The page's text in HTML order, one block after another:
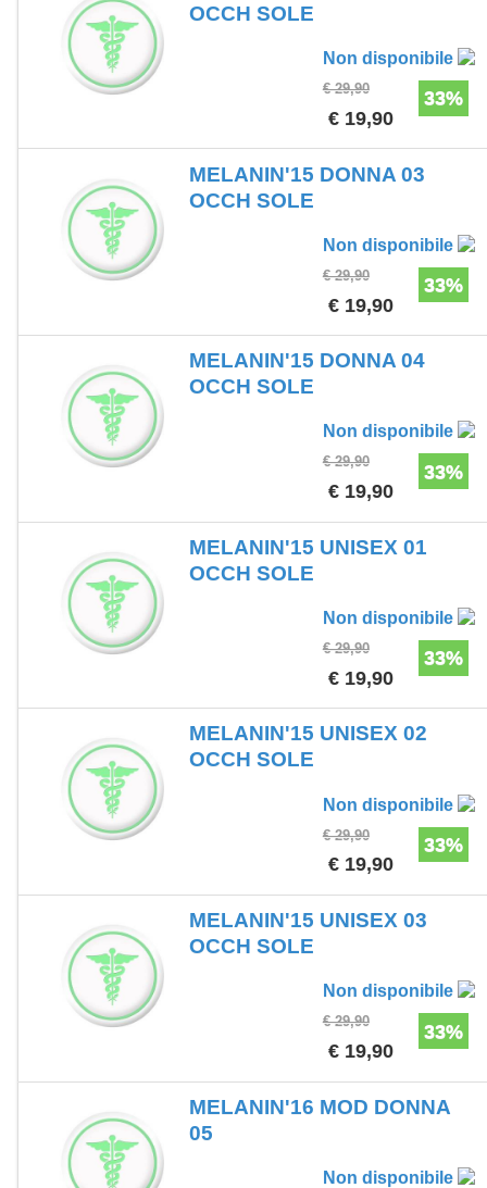
OCCH SOLE
Non disponibile
33%
€ 29,90
€ 19,90
MELANIN'15 DONNA 03
OCCH SOLE
Non disponibile
33%
€ 29,90
€ 19,90
MELANIN'15 DONNA 04
OCCH SOLE
Non disponibile
33%
€ 29,90
€ 19,90
MELANIN'15 UNISEX 01
OCCH SOLE
Non disponibile
33%
€ 29,90
€ 19,90
MELANIN'15 UNISEX 02
OCCH SOLE
Non disponibile
33%
€ 29,90
€ 19,90
MELANIN'15 UNISEX 03
OCCH SOLE
Non disponibile
33%
€ 29,90
€ 19,90
MELANIN'16 MOD DONNA
05
Non disponibile